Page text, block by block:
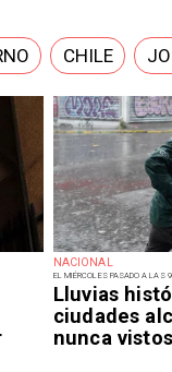
NACIONAL
EL MIÉRCOLES PASADO A LAS
Lluvias
ciudades
nunca vistos
CHILE